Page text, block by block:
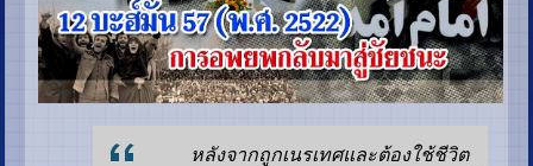
หลังจากถูกเนรเทศและต้องใช้ชีวิต